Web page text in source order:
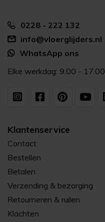
0228 - 222 132
info@vloerglijders.nl
WhatsApp ons
Elke werkdag: 9.00 - 17.00
Klantenservice
Contact
Bestellen
Betalen
Verzending & bezorging
Retourneren & ruilen
Klachten